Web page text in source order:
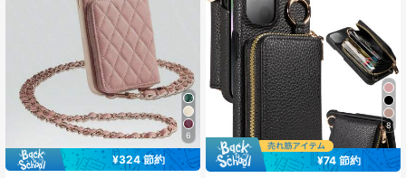
6
¥324 節約
8
¥74 節約
#1 ベストセラー
に iPhone 13ミニ カードホルダー型携帯電話ケース